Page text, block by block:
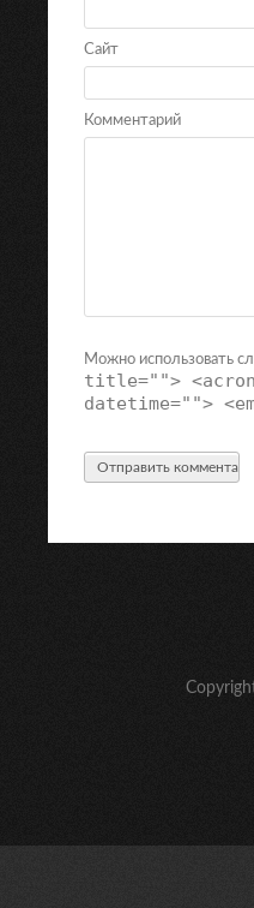
Сайт
Комментарий
Можно использовать
title="">
datetime="">